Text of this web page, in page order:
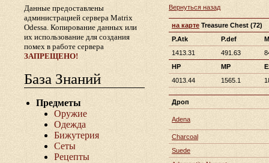
Данные предоставлены
администрацией сервера Matrix
Odessa. Копирование данных или
их использование для создания
помех в работе сервера
ЗАПРЕЩЕНО!
База Знаний
Предметы
Оружие
Одежда
Бижутерия
Сеты
Рецепты
Вернуться назад
на карте Treasure Chest (72)
P.Atk
P.def
1413.31
491.63
HP
MP
4013.44
1565.1
Дроп
Adena
Charcoal
Suede